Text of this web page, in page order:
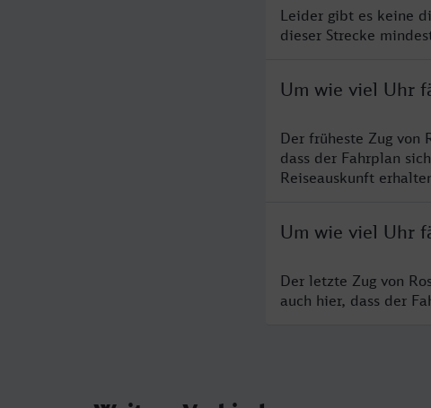
Leider gibt es keine
dieser Strecke
Um wie viel Uhr
Der früheste Zug von
dass der Fahrplan
Reiseauskunft
Um wie viel Uhr
Der letzte Zug von
auch hier, dass der